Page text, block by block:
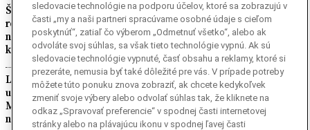
Štefan vybudoval zo zarasteného pozemku
rodinnú farmu: Kozie mlieko nemusí mať
nepríjemnú pachuť a je ľahšie stráviteľné ako
kravské (Rozhovor)
Lanzarote: ostrov s minimom zelene, kde vám
uvaria aj na geotermálnej energii. Lucku a
Martina očaril natoľko, že sa tam sťahujú
natrvalo (Rozhovor)
sledovacie technológie na podporu účelov, ktoré sa zobrazujú v
časti „my a naši partneri spracúvame osobné údaje s cieľom
poskytnúť“, zatiaľ čo výberom „Odmetnuť všetko“, alebo ak
odvoláte svoj súhlas, sa však tieto technológie vypnú. Ak sú
sledovacie technológie vypnuté, časť obsahu a reklamy, ktoré si
prezeráte, nemusia byť také dôležité pre vás. V prípade potreby
môžete túto ponuku znova zobraziť, ak chcete kedykoľvek
zmeniť svoje výbery alebo odvolať súhlas tak, že kliknete na
odkaz „Spravovať preferencie“ v spodnej časti internetovej
stránky alebo na plávajúcu ikonu v spodnej ľavej časti